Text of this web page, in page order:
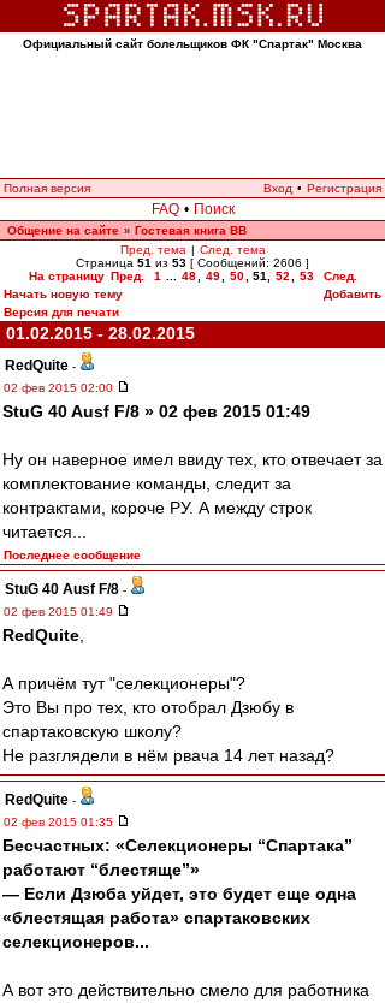
Официальный сайт болельщиков ФК "Спартак" Москва
Полная версия Вход • Регистрация
FAQ • Поиск
Общение на сайте » Гостевая книга ВВ
Пред. тема | След. тема
Страница 51 из 53 [ Сообщений: 2606 ]
На страницу Пред. 1 48 49 50 51 52 53
След.
Начать новую тему
Добавить
Версия для печати
01.02.2015 - 28.02.2015
RedQuite -
02 фев 2015 02:00
StuG 40 Ausf F/8 » 02 фев 2015 01:49
Ну он наверное имел ввиду тех, кто отвечает за
комплектование команды, следит за
контрактами, короче РУ. А между строк
читается...
Последнее сообщение
StuG 40 Ausf F/8 -
02 фев 2015 01:49
RedQuite
А причём тут "селекционеры"?
Это Вы про тех, кто отобрал Дзюбу в
спартаковскую школу?
Не разглядели в нём рвача 14 лет назад?
RedQuite -
02 фев 2015 01:35
Бесчастных: «Селекционеры “Спартака”
работают “блестяще”»
— Если Дзюба уйдет, это будет еще одна
«блестящая работа» спартаковских
селекционеров...
А вот это действительно смело для работника